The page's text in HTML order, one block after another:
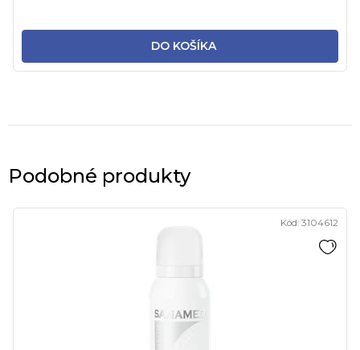
DO KOŠÍKA
Podobné produkty
Kód: 3104612